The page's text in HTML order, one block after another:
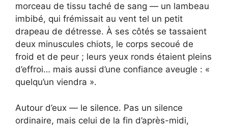
morceau de tissu taché de sang — un lambeau
imbibé, qui frémissait au vent tel un petit
drapeau de détresse. À ses côtés se tassaient
deux minuscules chiots, le corps secoué de
froid et de peur ; leurs yeux ronds étaient pleins
d’effroi… mais aussi d’une confiance aveugle : «
quelqu’un viendra ».
Autour d’eux — le silence. Pas un silence
ordinaire, mais celui de la fin d’après-midi,